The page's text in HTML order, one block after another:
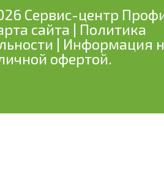
Сервис-центр
сайта | Политика
| Информация
офертой.